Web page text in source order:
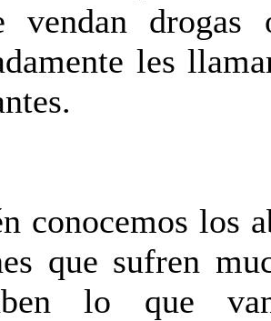
vendan
les
conocemos los
que sufren
lo que